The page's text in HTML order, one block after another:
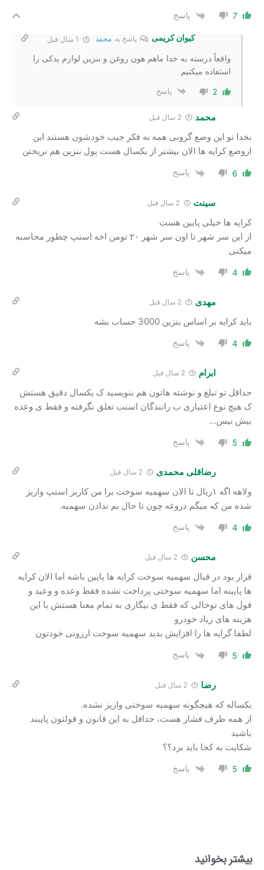
7 پاسخ
کیوان کریمی پاسخ به محمد
واقعاً درسته به خدا ماهم هون روغن و بنزین لوازم یدکی را
استفاده میکنیم
2 پاسخ
محمد
بخدا تو این وضع گرونی همه به فکر جیب خودشون هستند این
ازوضع کرایه ها الان بیشتر از یکسال هست پول بنزین هم نریختن
6 پاسخ
سینت
کرایه ها خیلی پایین هست
از این سر شهر تا اون سر شهر ۲۰ تومن اخه اسنپ چطور محاسبه
میکنی
4 پاسخ
مهدی
باید کرایه بر اساس بنزین 3000 حساب بشه
4 پاسخ
ابرام
حداقل تو تبلغ و نوشته هاتون هم بنویسید ک یکسال دقیق هستش
ک هیچ نوع اعتباری ب رانندگان اسنب تعلق نگرفته و فقط ی وعده
بیش نیس…
5 پاسخ
رضاقلی محمدی
ولاهه اگه ۱ریال تا الان سهمیه سوخت برا من کاربر اسنپ واریز
شده من که میگم دروغه چون تا حال بم ندادن سهمیه.
4 پاسخ
محسن
قرار بود در قبال سهمیه سوخت کرایه ها پایین باشه اما الان کرایه
ها پایینه اما سهمیه سوختی پرداخت نشده فقط وعده و وعید و
قول های توخالی که فقط ی بیگاری به تمام معنا هستش با این
هزینه های زیاد خودرو
لطفا گرایه ها را افزایش بدید سهمیه سوخت ارزونی خودتون
5 پاسخ
رضا
یکساله که هیچگونه سهمیه سوختی واریز نشده.
از همه طرف فشار هست، حداقل به این قانون و قولتون پایبند
باشید
شکایت به کجا باید برد؟؟
5 پاسخ
بیشتر بخوانید